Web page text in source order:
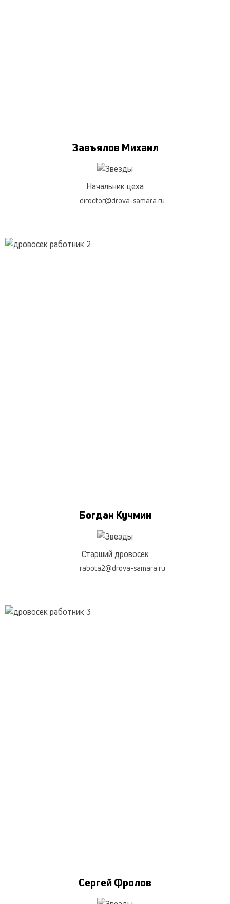
Завъялов Михаил
Начальник цеха
director@drova-samara.ru
Богдан Кучмин
Старший дровосек
rabota2@drova-samara.ru
Сергей Фролов